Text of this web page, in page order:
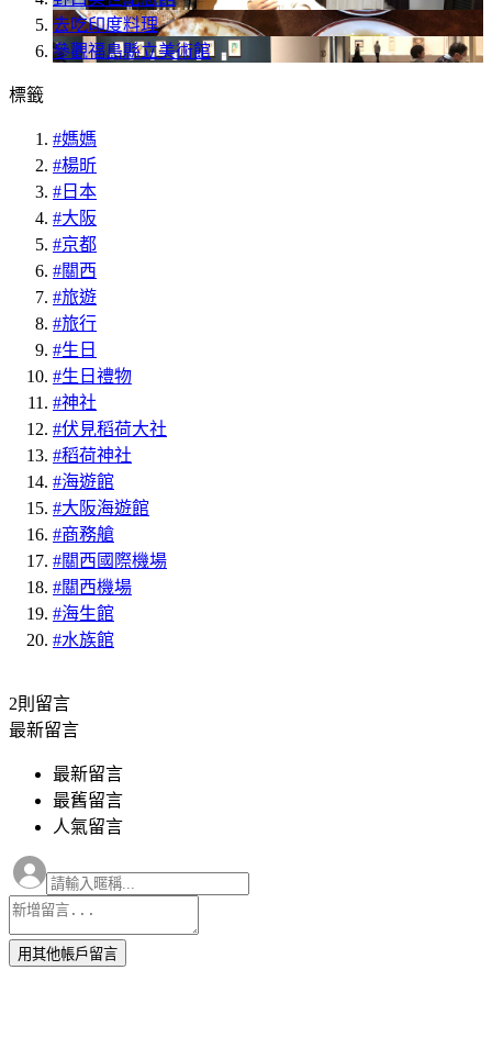
去吃印度料理
參觀福島縣立美術館
標籤
#媽媽
#楊昕
#日本
#大阪
#京都
#關西
#旅遊
#旅行
#生日
#生日禮物
#神社
#伏見稻荷大社
#稻荷神社
#海遊館
#大阪海遊館
#商務艙
#關西國際機場
#關西機場
#海生館
#水族館
2則 留言
最新留言
最新留言
最舊留言
人氣留言
用其他帳戶留言